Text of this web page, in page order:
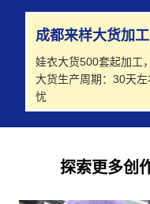
成都来样大货加工
娃衣大货500套起加工
大货生产周期：30天
忧
探索更多创